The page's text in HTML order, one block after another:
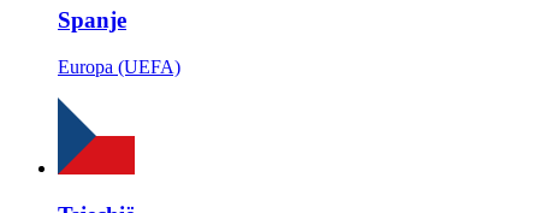
Spanje
Europa (UEFA)